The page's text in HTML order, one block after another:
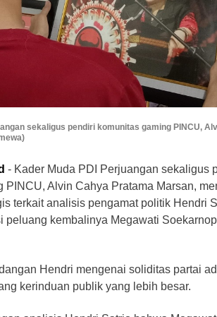
sekaligus pendiri komunitas gaming PINCU,
- Kader Muda PDI Perjuangan sekaligus
PINCU, Alvin Cahya Pratama Marsan,
terkait analisis pengamat politik Hendri
peluang kembalinya Megawati
Hendri mengenai soliditas partai
kerinduan publik yang lebih besar.